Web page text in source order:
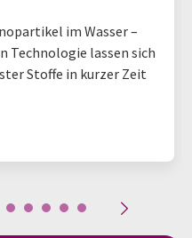
im Wasser –
Technologie lassen sich
Stoffe in kurzer Zeit